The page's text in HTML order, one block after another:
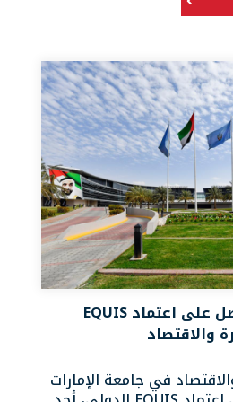
جامعة الإمارات تحصل على اعتماد EQUIS
والاقتصاد
في جامعة الإمارات